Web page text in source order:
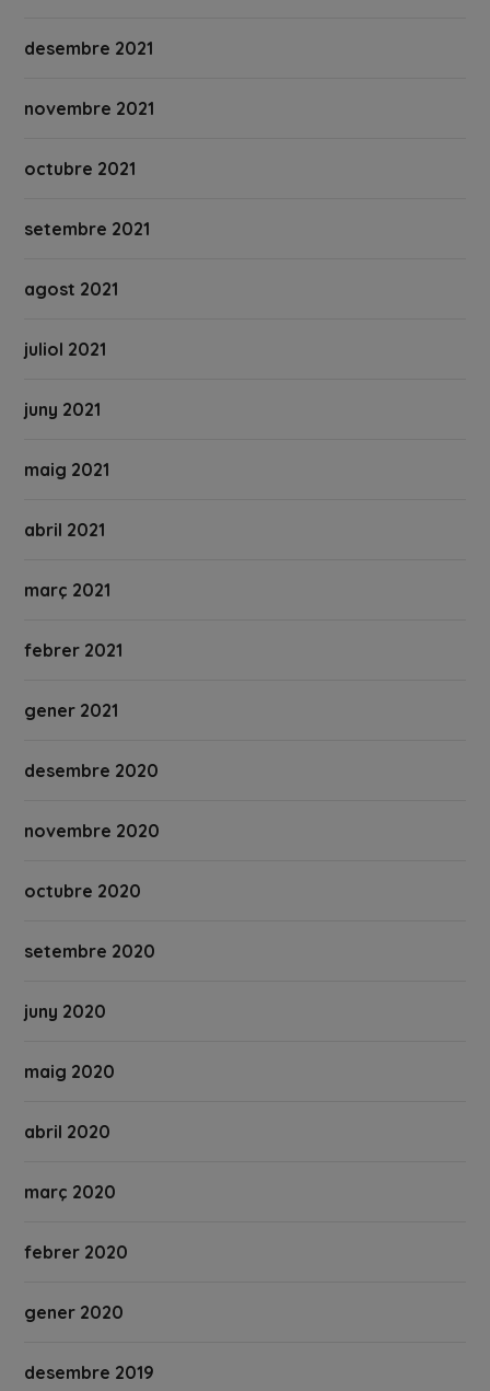
desembre 2021
novembre 2021
octubre 2021
setembre 2021
agost 2021
juliol 2021
juny 2021
maig 2021
abril 2021
març 2021
febrer 2021
gener 2021
desembre 2020
novembre 2020
octubre 2020
setembre 2020
juny 2020
maig 2020
abril 2020
març 2020
febrer 2020
gener 2020
desembre 2019